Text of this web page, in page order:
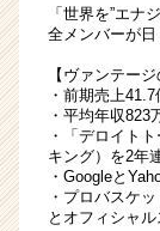
「世界を”エナ
全メンバーが日
【ヴァンテージ
・前期売上
・平均年収823
・「デロイト
キング）を2年
・Googleと
・プロバスケ
とオフィシャ